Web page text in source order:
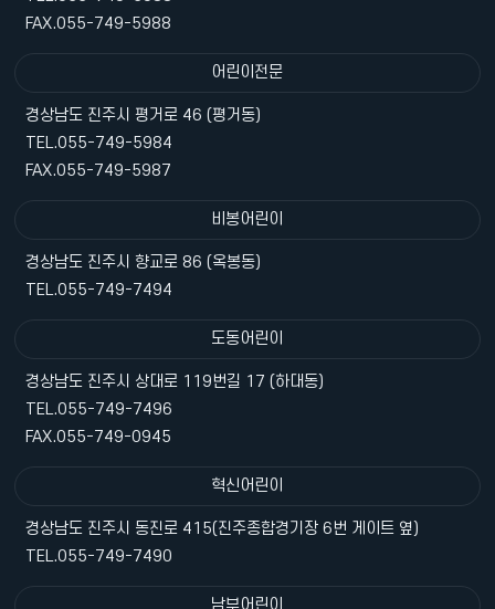
FAX.055-749-5988
어린이전문
경상남도 진주시 평거로 46 (평거동)
TEL.055-749-5984
FAX.055-749-5987
비봉어린이
경상남도 진주시 향교로 86 (옥봉동)
TEL.055-749-7494
도동어린이
경상남도 진주시 상대로 119번길 17 (하대동)
TEL.055-749-7496
FAX.055-749-0945
혁신어린이
경상남도 진주시 동진로 415(진주종합경기장 6번 게이트 옆)
TEL.055-749-7490